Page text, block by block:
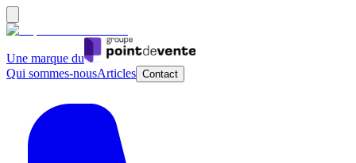
Une marque du
Qui sommes-nousArticles Contact